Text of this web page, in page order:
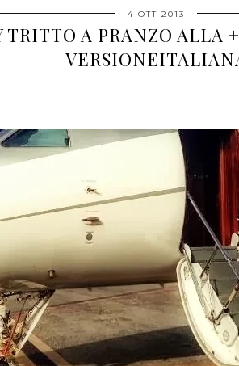
4 OTT 2013
TRITTO A PRANZO ALLA